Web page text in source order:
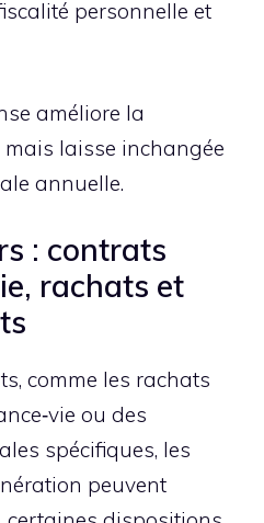
personnelle et
améliore la
laisse inchangée
annuelle.
: contrats
rachats et
comme les rachats
ou des
spécifiques, les
peuvent